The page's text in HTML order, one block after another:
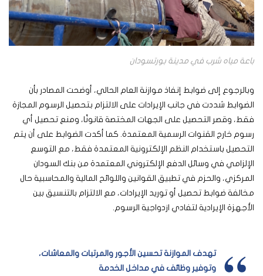
باعة مياه شرب في مدينة بورتسودان
وبالرجوع إلى ضوابط إنفاذ موازنة العام الحالي، أوضحت المصادر بأن
الضوابط شددت في جانب الإيرادات على الالتزام بتحصيل الرسوم المجازة
فقط، وقصر التحصيل على الجهات المختصة قانونًا، ومنع تحصيل أي
رسوم خارج القنوات الرسمية المعتمدة. كما أكدت الضوابط على أن يتم
التحصيل باستخدام النظم الإلكترونية المعتمدة فقط، مع التوسع
الإلزامي في وسائل الدفع الإلكتروني المعتمدة من بنك السودان
المركزي، والحزم في تطبيق القوانين واللوائح المالية والمحاسبية حال
مخالفة ضوابط تحصيل أو توريد الإيرادات، مع الالتزام بالتنسيق بين
الأجهزة الإيرادية لتفادي ازدواجية الرسوم.
تهدف الموازنة تحسين الأجور والمرتبات والمعاشات،
وتوفير وظائف في مداخل الخدمة